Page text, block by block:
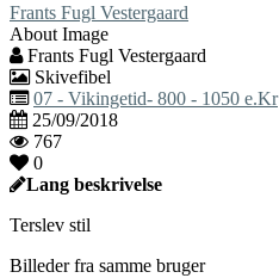
Frants Fugl Vestergaard
About Image
Frants Fugl Vestergaard
Skivefibel
07 - Vikingetid- 800 - 1050 e.Kr
25/09/2018
767
0
Lang beskrivelse
Terslev stil
Billeder fra samme bruger